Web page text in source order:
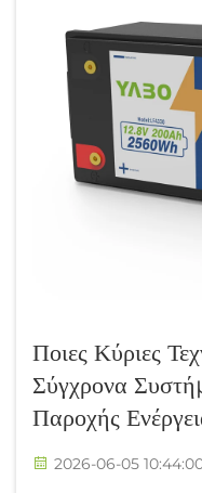
Ποιες Κύριες
Σύγχρονα
Παροχής
2026-06-05